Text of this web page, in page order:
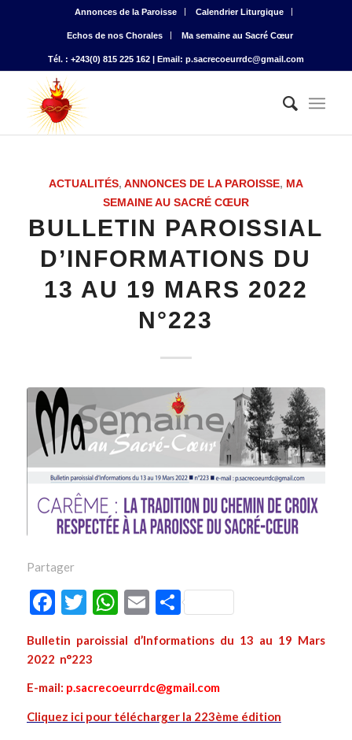
Annonces de la Paroisse Calendrier Liturgique
Echos de nos Chorales Ma semaine au Sacré Cœur
Tél. : +243(0) 815 225 162 | Email: p.sacrecoeurrdc@gmail.com
ACTUALITÉS, ANNONCES DE LA PAROISSE, MA
SEMAINE AU SACRÉ CŒUR
BULLETIN PAROISSIAL
D’INFORMATIONS DU
13 AU 19 MARS 2022
N°223
Partager
Facebook
Twitter
WhatsApp
EmailPartager
Bulletin paroissial d’Informations du 13 au 19 Mars
2022 n°223
E-mail: p.sacrecoeurrdc@gmail.com
Cliquez ici pour télécharger la 223ème édition